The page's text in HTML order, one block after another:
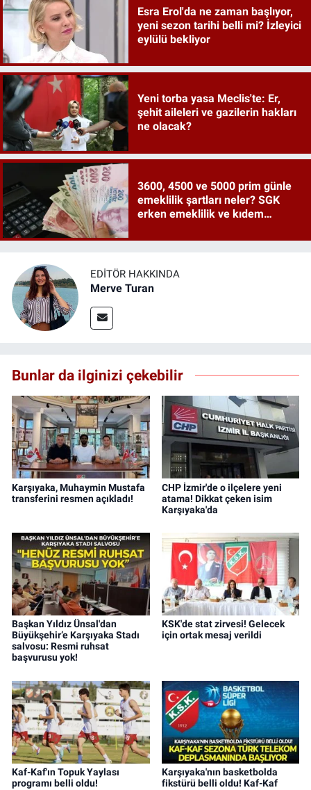
Esra Erol'da ne zaman başlıyor,
yeni sezon tarihi belli mi? İzleyici
eylülü bekliyor
Yeni torba yasa Meclis'te: Er,
şehit aileleri ve gazilerin hakları
ne olacak?
3600, 4500 ve 5000 prim günle
emeklilik şartları neler? SGK
erken emeklilik ve kıdem
EDITÖR HAKKINDA
Merve Turan
Bunlar da ilginizi çekebilir
Karşıyaka, Muhaymin Mustafa
transferini resmen açıkladı!
CHP İzmir'de o ilçelere yeni
atama! Dikkat çeken isim
Karşıyaka'da
Başkan Yıldız Ünsal'dan
Büyükşehir’e Karşıyaka Stadı
salvosu: Resmi ruhsat
başvurusu yok!
KSK'de stat zirvesi! Gelecek
için ortak mesaj verildi
Kaf-Kaf'ın Topuk Yaylası
programı belli oldu!
Karşıyaka'nın basketbolda
fikstürü belli oldu! Kaf-Kaf